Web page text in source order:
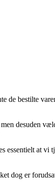
de bestilte
desuden
at vi
dog er